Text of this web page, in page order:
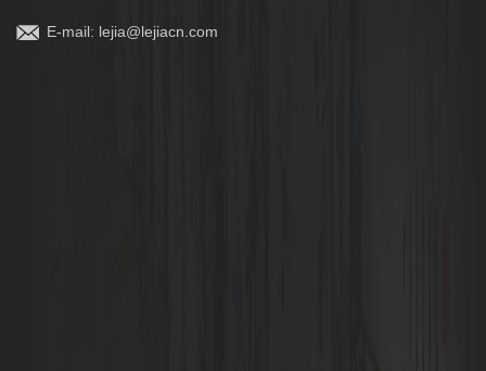
E-mail: lejia@lejiacn.com